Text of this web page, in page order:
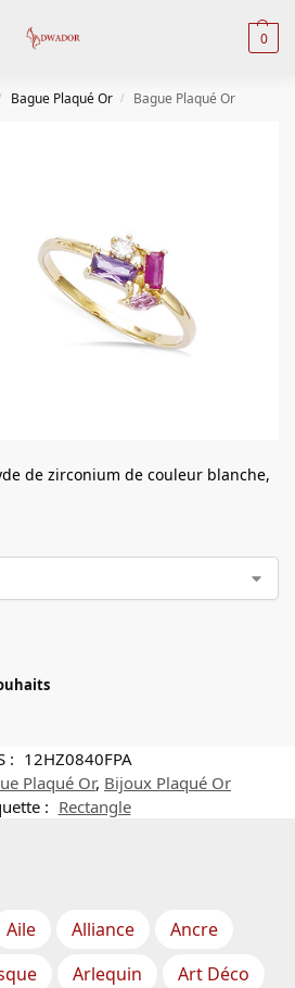
0
Bague Plaqué Or / Bague Plaqué Or
de zirconium de couleur blanche,
: 12HZ0840FPA
Plaqué Or, Bijoux Plaqué Or
: Rectangle
Aile Alliance
Ancre
Arlequin
Art Déco